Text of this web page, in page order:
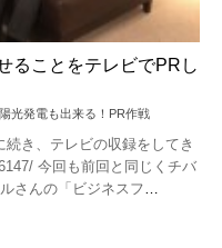
ることをテレビでPRし
光発電も出来る！PR作戦
き、テレビの収録をしてき
今回も前回と同じくチバ
さんの「ビジネスフ…